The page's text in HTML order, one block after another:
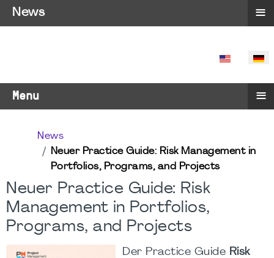
SPRACHE
Menu ≡
News
Neuer Practice Guide: Risk Management in
Portfolios, Programs, and Projects
Neuer Practice Guide: Risk
Management in Portfolios,
Programs, and Projects
Der Practice Guide Risk
News ≡